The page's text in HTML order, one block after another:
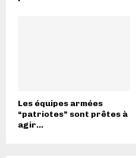
Les équipes armées
“patriotes” sont prêtes à
agir...